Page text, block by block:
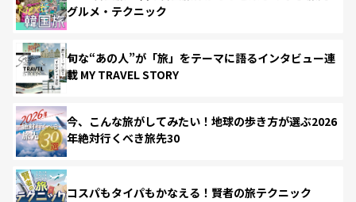
グルメ・テクニック
旬な“あの人”が「旅」をテーマに語るインタビュー連
載 MY TRAVEL STORY
今、こんな旅がしてみたい！地球の歩き方が選ぶ2026
年絶対行くべき旅先30
コスパもタイパもかなえる！賢者の旅テクニック